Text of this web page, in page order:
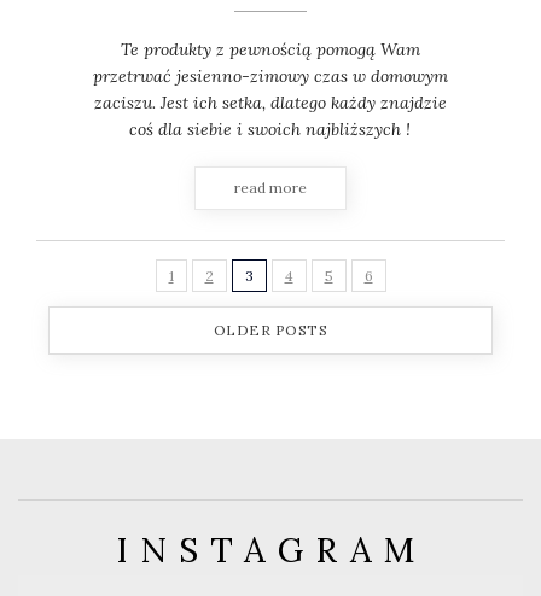
Te produkty z pewnością pomogą Wam
przetrwać jesienno-zimowy czas w domowym
zaciszu. Jest ich setka, dlatego każdy znajdzie
coś dla siebie i swoich najbliższych !
read more
1 2 3 4 5 6
OLDER POSTS
INSTAGRAM